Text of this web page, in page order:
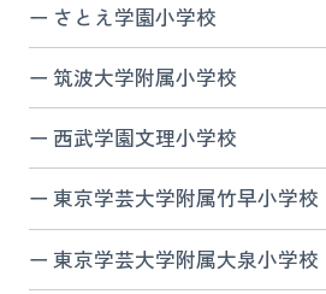
さとえ学園小学校
筑波大学附属小学校
西武学園文理小学校
東京学芸大学附属竹早小学校
東京学芸大学附属大泉小学校